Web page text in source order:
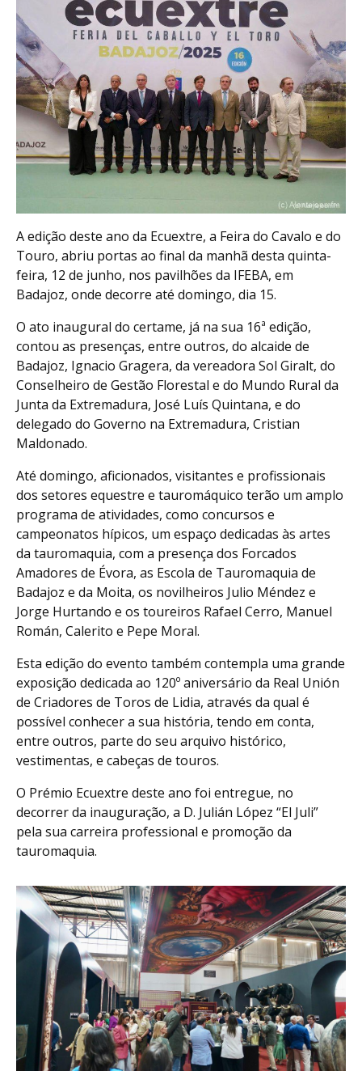
A edição deste ano da Ecuextre, a Feira do Cavalo e do
Touro, abriu portas ao final da manhã desta quinta-
feira, 12 de junho, nos pavilhões da IFEBA, em
Badajoz, onde decorre até domingo, dia 15.
O ato inaugural do certame, já na sua 16ª edição,
contou as presenças, entre outros, do alcaide de
Badajoz, Ignacio Gragera, da vereadora Sol Giralt, do
Conselheiro de Gestão Florestal e do Mundo Rural da
Junta da Extremadura, José Luís Quintana, e do
delegado do Governo na Extremadura, Cristian
Maldonado.
Até domingo, aficionados, visitantes e profissionais
dos setores equestre e tauromáquico terão um amplo
programa de atividades, como concursos e
campeonatos hípicos, um espaço dedicadas às artes
da tauromaquia, com a presença dos Forcados
Amadores de Évora, as Escola de Tauromaquia de
Badajoz e da Moita, os novilheiros Julio Méndez e
Jorge Hurtando e os toureiros Rafael Cerro, Manuel
Román, Calerito e Pepe Moral.
Esta edição do evento também contempla uma grande
exposição dedicada ao 120º aniversário da Real Unión
de Criadores de Toros de Lidia, através da qual é
possível conhecer a sua história, tendo em conta,
entre outros, parte do seu arquivo histórico,
vestimentas, e cabeças de touros.
O Prémio Ecuextre deste ano foi entregue, no
decorrer da inauguração, a D. Julián López “El Juli”
pela sua carreira professional e promoção da
tauromaquia.